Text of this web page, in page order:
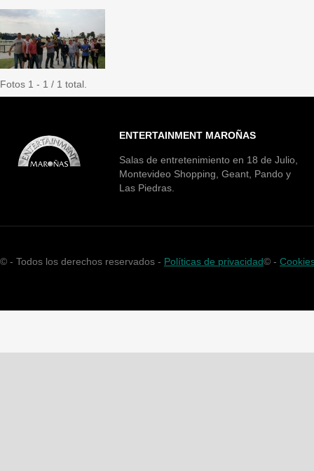
Fotos 1 - 1 / 1 total.
ENTERTAINMENT MAROÑAS
Salas de entretenimiento en 18 de Julio,
Montevideo Shopping, Geant, Pando y
Las Piedras.
© - Todos los derechos reservados - Políticas de privacidad© -